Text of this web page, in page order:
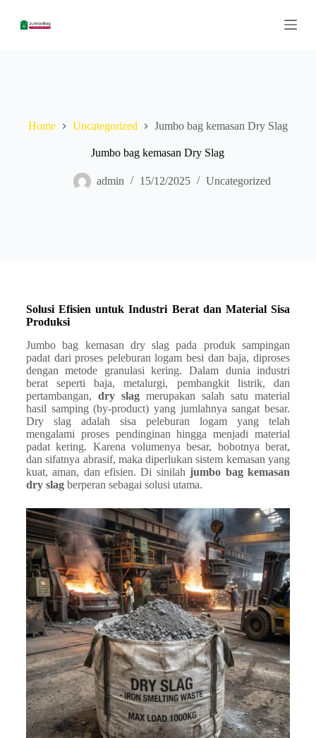
Home Uncategorized Jumbo bag kemasan Dry Slag
Jumbo bag kemasan Dry Slag
admin 15/12/2025 Uncategorized
Solusi Efisien untuk Industri Berat dan Material Sisa
Produksi
Jumbo bag kemasan dry slag pada produk sampingan
padat dari proses peleburan logam besi dan baja, diproses
dengan metode granulasi kering. Dalam dunia industri
berat seperti baja, metalurgi, pembangkit listrik, dan
pertambangan, dry slagmerupakan salah satu material
hasil samping (by-product) yang jumlahnya sangat besar.
Dry slag adalah sisa peleburan logam yang telah
mengalami proses pendinginan hingga menjadi material
padat kering. Karena volumenya besar, bobotnya berat,
dan sifatnya abrasif, maka diperlukan sistem kemasan yang
kuat, aman, dan efisien. Di sinilahjumbo bag kemasan
dry slagberperan sebagai solusi utama.